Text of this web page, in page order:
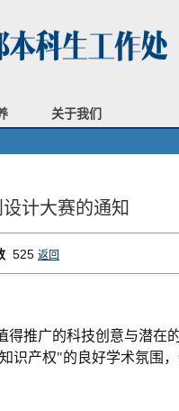
关于我们
计大赛的通知
525 返回
推广的科技创意与潜在
产权"的良好学术氛围